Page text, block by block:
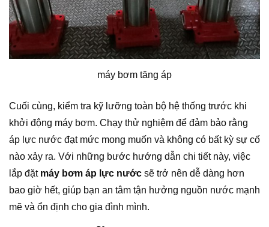
máy bơm tăng áp
Cuối cùng, kiểm tra kỹ lưỡng toàn bộ hệ thống trước khi
khởi động máy bơm. Chạy thử nghiệm để đảm bảo rằng
áp lực nước đạt mức mong muốn và không có bất kỳ sự cố
nào xảy ra. Với những bước hướng dẫn chi tiết này, việc
lắp đặt máy bơm áp lực nước sẽ trở nên dễ dàng hơn
bao giờ hết, giúp bạn an tâm tận hưởng nguồn nước mạnh
mẽ và ổn định cho gia đình mình.